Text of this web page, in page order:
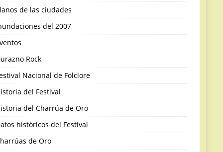
de las ciudades
del 2007
Rock
Nacional de Folclore
del Festival
del Charrúa de Oro
históricos del Festival
de Oro